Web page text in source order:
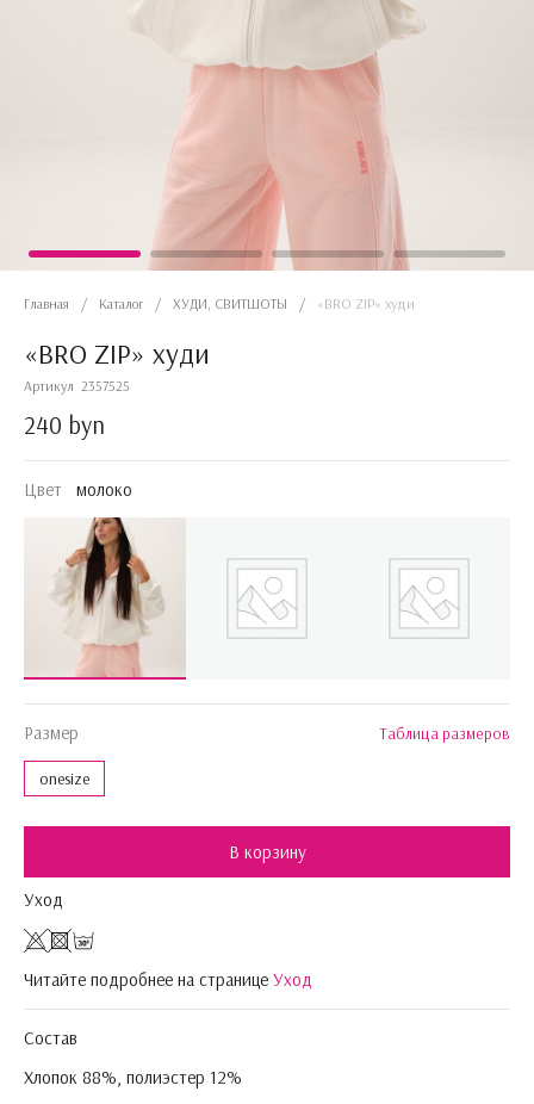
Главная / Каталог / ХУДИ, СВИТШОТЫ / «BRO ZIP» худи
«BRO ZIP» худи
Артикул 2357525
240 byn
Цвет молоко
Размер Таблица размеров
onesize
В корзину
Уход
Читайте подробнее на странице Уход
Состав
Хлопок 88%, полиэстер 12%